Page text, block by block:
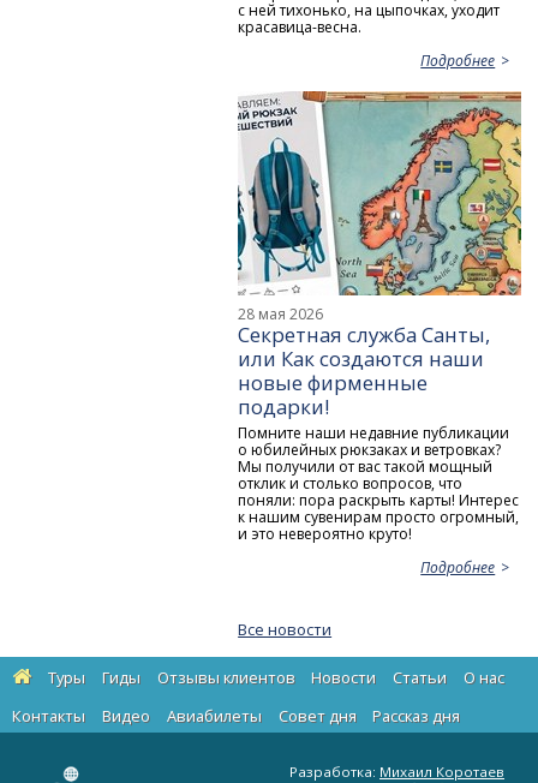
с ней тихонько, на цыпочках, уходит
красавица-весна.
Подробнее
28 мая 2026
Секретная служба Санты,
или Как создаются наши
новые фирменные
подарки!
Помните наши недавние публикации
о юбилейных рюкзаках и ветровках?
Мы получили от вас такой мощный
отклик и столько вопросов, что
поняли: пора раскрыть карты! Интерес
к нашим сувенирам просто огромный,
и это невероятно круто!
Подробнее
Все новости
Туры Гиды Отзывы клиентов Новости Статьи
О нас
Контакты
Видео Авиабилеты Cовет дня Рассказ дня
Разработка: Михаил Коротаев